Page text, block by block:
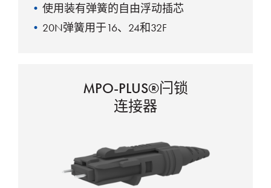
使用装有弹簧的自由浮动插芯
20N弹簧用于16、24和32F
MPO-PLUS®闩锁
连接器